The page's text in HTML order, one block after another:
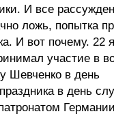
И все
ложь, попытка
И вот почему. 22
участие в
Шевченко в день
в день